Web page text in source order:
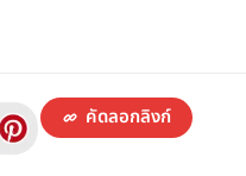
คัดลอกลิงก์